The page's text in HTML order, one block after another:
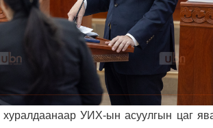
УИХ-ын асуулгын цаг